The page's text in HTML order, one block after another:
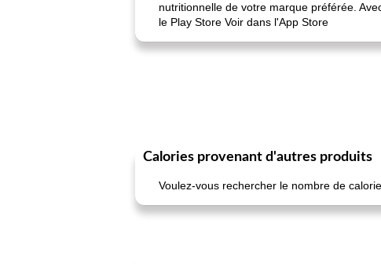
nutritionnelle de votre marque préférée.
le Play Store Voir dans l'App Store
Calories provenant d'autres produits
Voulez-vous rechercher le nombre de